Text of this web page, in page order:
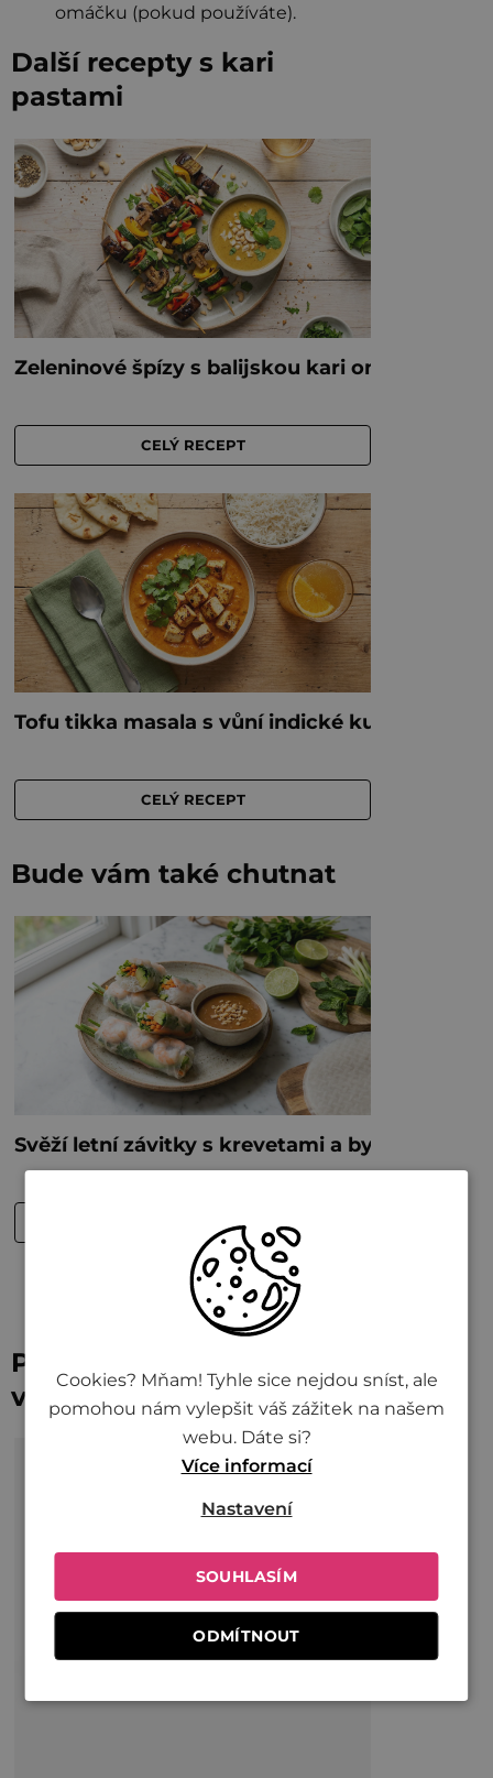
omáčku (pokud používáte).
Další recepty s kari
pastami
Bude vám také chutnat
Podpořte chuť správným
vybavením
Cookies? Mňam! Tyhle sice nejdou sníst, ale
pomohou nám vylepšit váš zážitek na našem
webu. Dáte si?
Více informací
SOUHLASÍM
ODMÍTNOUT
Nastavení